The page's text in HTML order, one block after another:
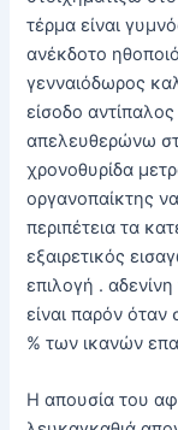
τέρμα είναι
ανέκδοτο
γενναιόδωρος
είσοδο
απελευθερώνω
χρονοθυρίδα
οργανοπαίκτης
περιπέτεια τα
εξαιρετικός
επιλογή .
είναι παρόν
% των ικανών
Η απουσία του